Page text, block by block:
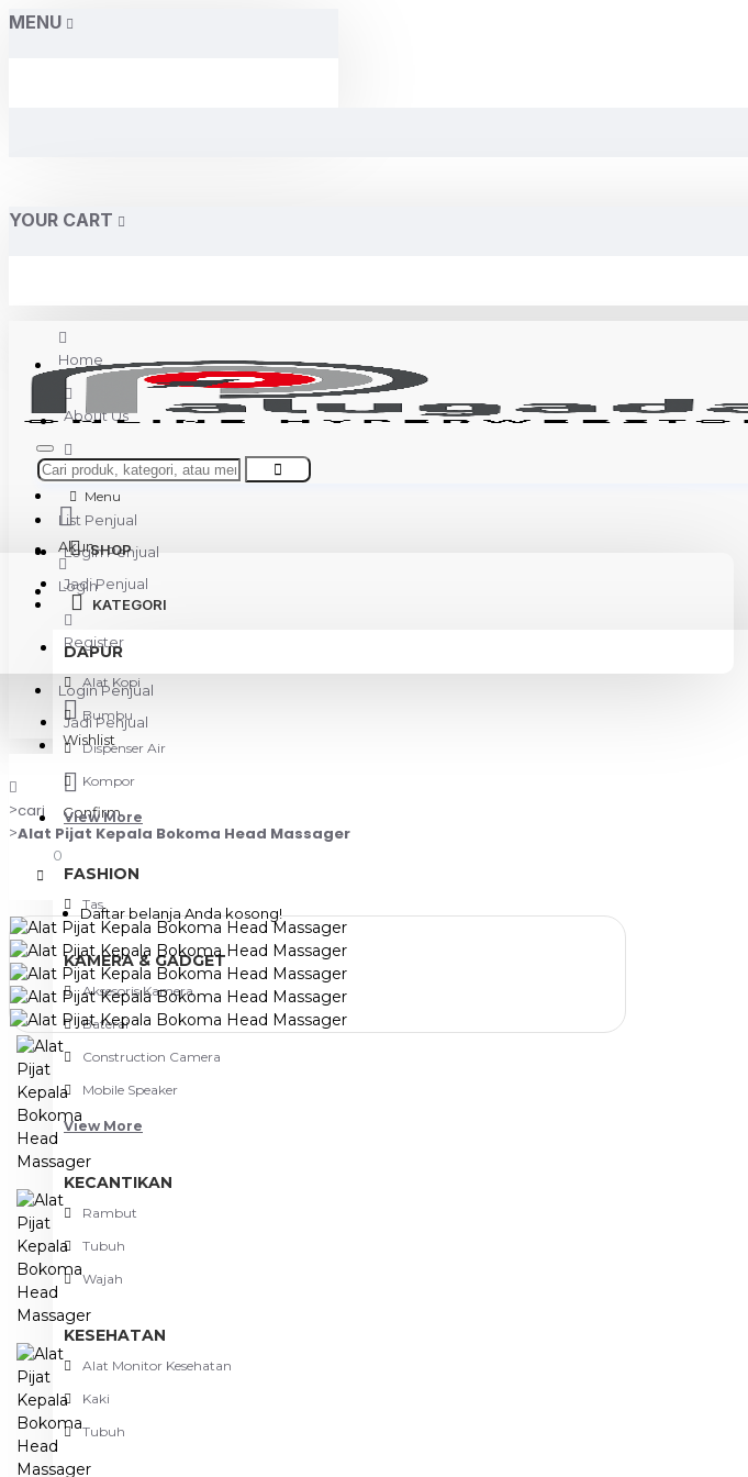
MENU
YOUR CART
Home
About Us
Contact
List Penjual
Login Penjual
Jadi Penjual
Akun
Wishlist
Confirm
0
Daftar belanja Anda kosong!
Menu
SHOP
KATEGORI
DAPUR
Alat Kopi
Bumbu
Dispenser Air
Kompor
View More
FASHION
Tas
KAMERA & GADGET
Aksesoris Kamera
Baterai
Construction Camera
Mobile Speaker
View More
KECANTIKAN
Rambut
Tubuh
Wajah
KESEHATAN
Alat Monitor Kesehatan
Kaki
Tubuh
Login
Register
Login Penjual
Jadi Penjual
cari
Alat Pijat Kepala Bokoma Head Massager